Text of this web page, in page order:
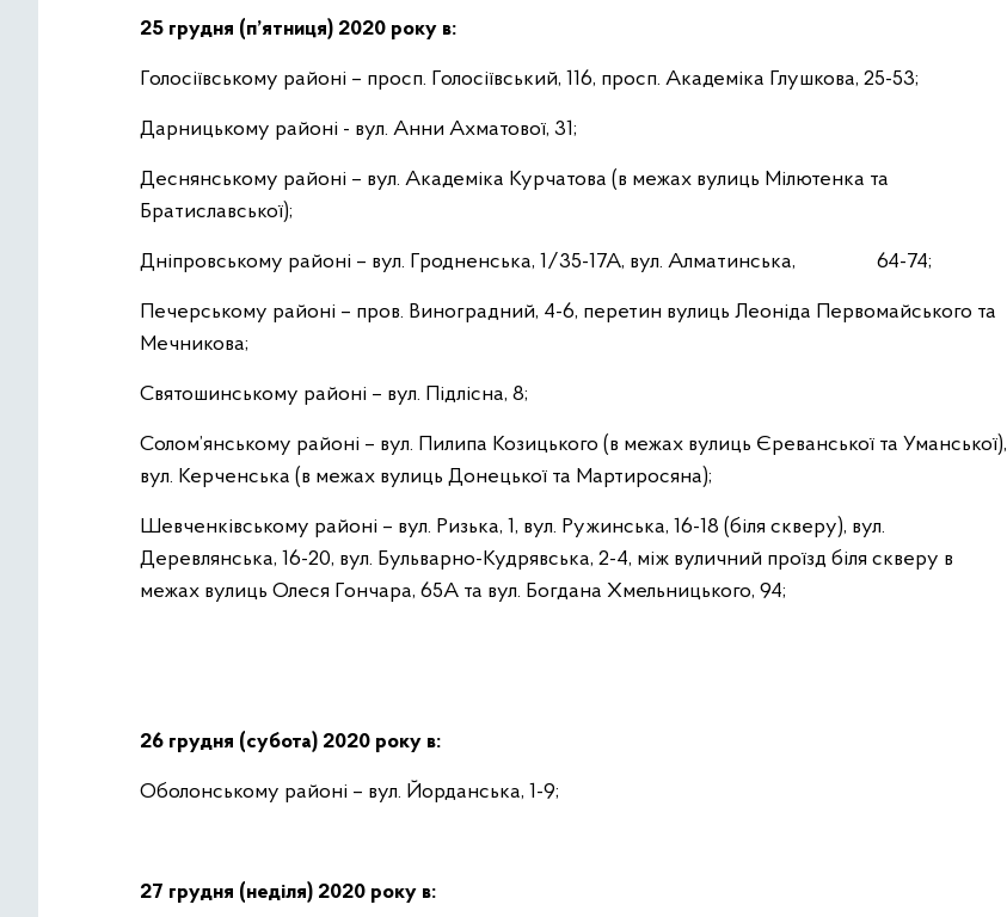
25 грудня (п’ятниця) 2020 року в:
Голосіївському районі – просп. Голосіївський, 116, просп. Академіка Глушкова, 25-53;
Дарницькому районі - вул. Анни Ахматової, 31;
Деснянському районі – вул. Академіка Курчатова (в межах вулиць Мілютенка та
Братиславської);
Дніпровському районі – вул. Гродненська, 1/35-17А, вул. Алматинська, 64-74;
Печерському районі – пров. Виноградний, 4-6, перетин вулиць Леоніда Первомайського та
Мечникова;
Святошинському районі – вул. Підлісна, 8;
Солом’янському районі – вул. Пилипа Козицького (в межах вулиць Єреванської та Уманської),
вул. Керченська (в межах вулиць Донецької та Мартиросяна);
Шевченківському районі – вул. Ризька, 1, вул. Ружинська, 16-18 (біля скверу), вул.
Деревлянська, 16-20, вул. Бульварно-Кудрявська, 2-4, між вуличний проїзд біля скверу в
межах вулиць Олеся Гончара, 65А та вул. Богдана Хмельницького, 94;
26 грудня (субота) 2020 року в:
Оболонському районі – вул. Йорданська, 1-9;
27 грудня (неділя) 2020 року в: